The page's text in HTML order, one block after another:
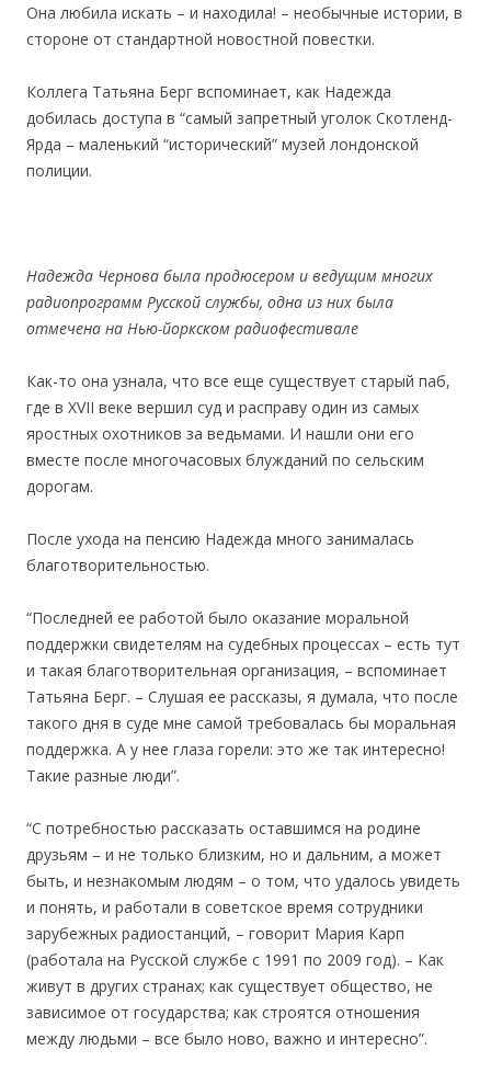
Она любила искать – и находила! – необычные истории, в
стороне от стандартной новостной повестки.
Коллега Татьяна Берг вспоминает, как Надежда
добилась доступа в “самый запретный уголок Скотленд-
Ярда – маленький “исторический” музей лондонской
полиции.
Надежда Чернова была продюсером и ведущим многих
радиопрограмм Русской службы, одна из них была
отмечена на Нью-йоркском радиофестивале
Как-то она узнала, что все еще существует старый паб,
где в ХVII веке вершил суд и расправу один из самых
яростных охотников за ведьмами. И нашли они его
вместе после многочасовых блужданий по сельским
дорогам.
После ухода на пенсию Надежда много занималась
благотворительностью.
“Последней ее работой было оказание моральной
поддержки свидетелям на судебных процессах – есть тут
и такая благотворительная организация, – вспоминает
Татьяна Берг. – Слушая ее рассказы, я думала, что после
такого дня в суде мне самой требовалась бы моральная
поддержка. А у нее глаза горели: это же так интересно!
Такие разные люди”.
“С потребностью рассказать оставшимся на родине
друзьям – и не только близким, но и дальним, а может
быть, и незнакомым людям – о том, что удалось увидеть
и понять, и работали в советское время сотрудники
зарубежных радиостанций, – говорит Мария Карп
(работала на Русской службе с 1991 по 2009 год). – Как
живут в других странах; как существует общество, не
зависимое от государства; как строятся отношения
между людьми – все было ново, важно и интересно”.